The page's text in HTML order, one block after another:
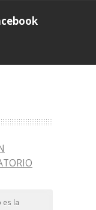
es la